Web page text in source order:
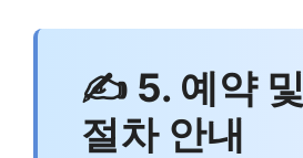
✍ 5. 예약
절차 안내